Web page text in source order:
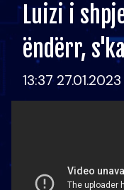
Luizi i
ëndërr,
13:37 27.01.2023